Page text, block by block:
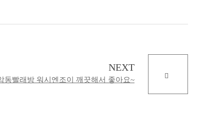
NEXT
동빨래방 워시엔조이 깨끗해서 좋아요~